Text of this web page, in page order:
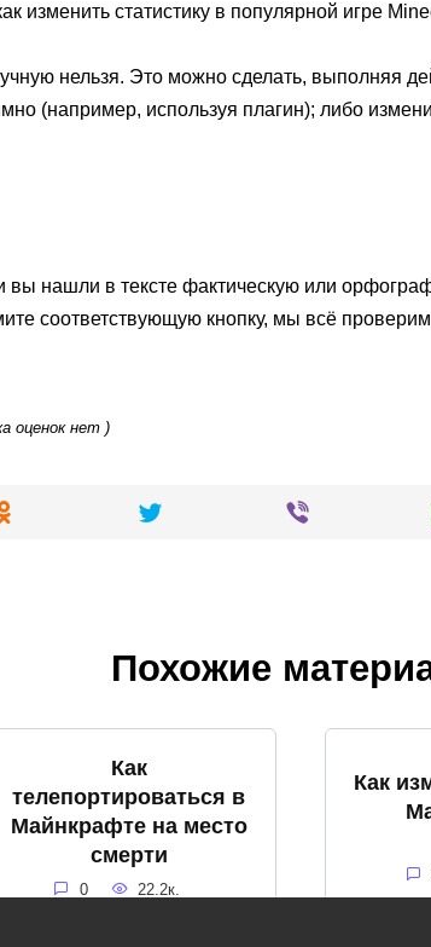
изменить статистику в популярной игре
нельзя. Это можно сделать, выполняя
(например, используя плагин); либо
нашли в тексте фактическую или
соответствующую кнопку, мы всё
оценок нет )
Похожие
Как
телепортироваться в
Майнкрафте на место
смерти
0 22.2к.
Как